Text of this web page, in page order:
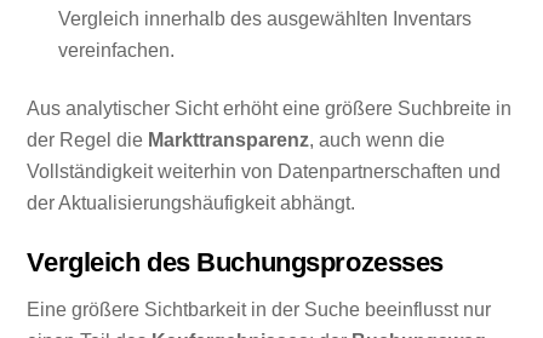
Vergleich innerhalb des ausgewählten Inventars
vereinfachen.
Aus analytischer Sicht erhöht eine größere Suchbreite in
der Regel die Markttransparenz, auch wenn die
Vollständigkeit weiterhin von Datenpartnerschaften und
der Aktualisierungshäufigkeit abhängt.
Vergleich des Buchungsprozesses
Eine größere Sichtbarkeit in der Suche beeinflusst nur